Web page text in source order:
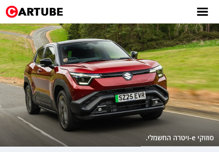
סוזוקי e-ויטרה החשמלי.